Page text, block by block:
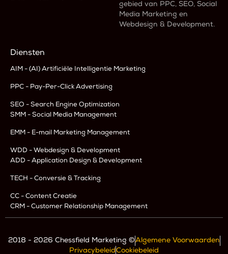
gebied van PPC, SEO, Social
Media Marketing en
Webdesign & Development.
Diensten
AIM - (AI) Artificiële Intelligentie Marketing
PPC - Pay-Per-Click Advertising
SEO - Search Engine Optimization
SMM - Social Media Management
EMM - E-mail Marketing Management
WDD - Webdesign & Development
ADD - Application Design & Development
TECH - Conversie & Tracking
CC - Content Creatie
CRM - Customer Relationship Management
2018 - 2026 Chessfield Marketing ©Algemene Voorwaarden
PrivacybeleidCookiebeleid